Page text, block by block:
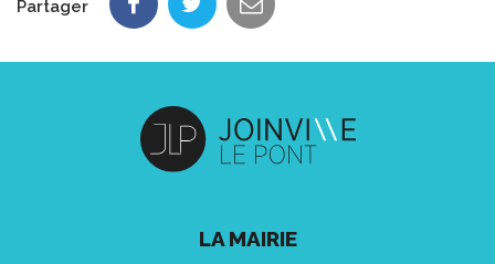
Partager
LA MAIRIE